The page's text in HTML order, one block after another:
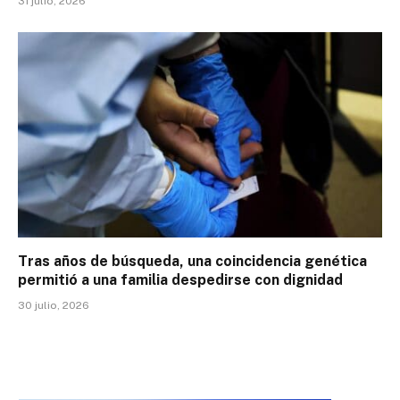
Tras años de búsqueda, una coincidencia genética
permitió a una familia despedirse con dignidad
30 julio, 2026